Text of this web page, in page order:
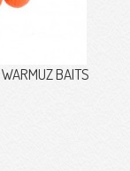
BAITS